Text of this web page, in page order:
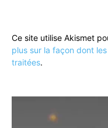
Ce site utilise Akismet
plus sur la façon dont
traitées.